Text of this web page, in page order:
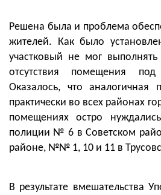
Решена была и проблема
жителей. Какбыло
участковый не мог
отсутствия помещения под
Оказалось, что аналогичная
практически во всех районах
помещениях остро
полиции № 6 в Советском
районе, №№ 1, 10 и 11 в
В результате вмешательства